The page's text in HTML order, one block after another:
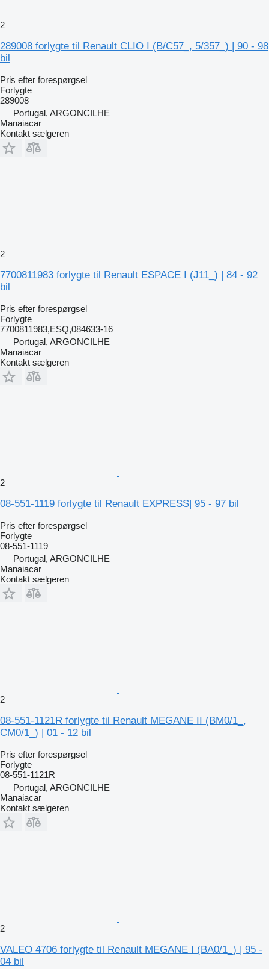
2
289008 forlygte til Renault CLIO I (B/C57_, 5/357_) | 90 - 98
bil
Pris efter forespørgsel
Forlygte
289008
Portugal, ARGONCILHE
Manaiacar
Kontakt sælgeren
2
7700811983 forlygte til Renault ESPACE I (J11_) | 84 - 92
bil
Pris efter forespørgsel
Forlygte
7700811983,ESQ,084633-16
Portugal, ARGONCILHE
Manaiacar
Kontakt sælgeren
2
08-551-1119 forlygte til Renault EXPRESS| 95 - 97 bil
Pris efter forespørgsel
Forlygte
08-551-1119
Portugal, ARGONCILHE
Manaiacar
Kontakt sælgeren
2
08-551-1121R forlygte til Renault MEGANE II (BM0/1_,
CM0/1_) | 01 - 12 bil
Pris efter forespørgsel
Forlygte
08-551-1121R
Portugal, ARGONCILHE
Manaiacar
Kontakt sælgeren
2
VALEO 4706 forlygte til Renault MEGANE I (BA0/1_) | 95 -
04 bil